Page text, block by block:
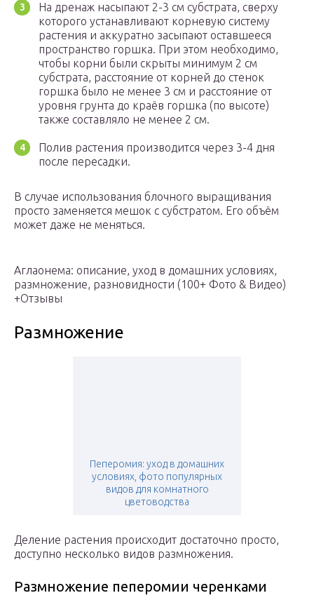
На дренаж насыпают 2-3 см субстрата, сверху
которого устанавливают корневую систему
растения и аккуратно засыпают оставшееся
пространство горшка. При этом необходимо,
чтобы корни были скрыты минимум 2 см
субстрата, расстояние от корней до стенок
горшка было не менее 3 см и расстояние от
уровня грунта до краёв горшка (по высоте)
также составляло не менее 2 см.
Полив растения производится через 3-4 дня
после пересадки.
В случае использования блочного выращивания
просто заменяется мешок с субстратом. Его объём
может даже не меняться.
Аглаонема: описание, уход в домашних условиях,
размножение, разновидности (100+ Фото & Видео)
+Отзывы
Размножение
Пеперомия: уход в домашних
условиях, фото популярных
видов для комнатного
цветоводства
Деление растения происходит достаточно просто,
доступно несколько видов размножения.
Размножение пеперомии черенками